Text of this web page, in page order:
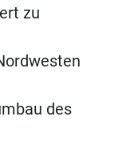
zu
des